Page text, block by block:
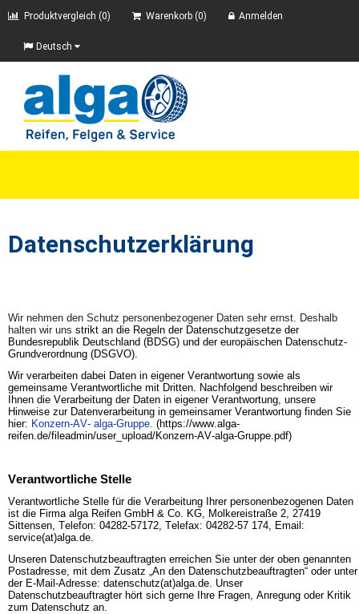
Produktvergleich (0) Warenkorb (0) Anmelden
Deutsch
Datenschutzerklärung
Wir nehmen den Schutz personenbezogener Daten sehr ernst. Deshalb
halten wir uns strikt an die Regeln der Datenschutzgesetze der
Bundesrepublik Deutschland (BDSG) und der europäischen Datenschutz-
Grundverordnung (DSGVO).
Wir verarbeiten dabei Daten in eigener Verantwortung sowie als
gemeinsame Verantwortliche mit Dritten. Nachfolgend beschreiben wir
Ihnen die Verarbeitung der Daten in eigener Verantwortung, unsere
Hinweise zur Datenverarbeitung in gemeinsamer Verantwortung finden Sie
hier: Konzern-AV- alga-Gruppe. (https://www.alga-
reifen.de/fileadmin/user_upload/Konzern-AV-alga-Gruppe.pdf)
Verantwortliche Stelle
Verantwortliche Stelle für die Verarbeitung Ihrer personenbezogenen Daten
ist die Firma alga Reifen GmbH & Co. KG, Molkereistraße 2, 27419
Sittensen, Telefon: 04282-57172, Telefax: 04282-57 174, Email:
service(at)alga.de.
Unseren Datenschutzbeauftragten erreichen Sie unter der oben genannten
Postadresse, mit dem Zusatz „An den Datenschutzbeauftragten“ oder unter
der E-Mail-Adresse: datenschutz(at)alga.de. Unser
Datenschutzbeauftragter hört sich gerne Ihre Fragen, Anregung oder Kritik
zum Datenschutz an.